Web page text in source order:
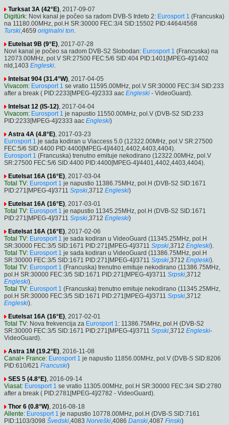
Turksat 3A (42°E), 2017-09-07
Digitürk: Novi kanal je počeo sa radom DVB-S Irdeto 2: Eurosport 1 (Francuska)
na 11180.00MHz, pol.H SR:30000 FEC:3/4 SID:15502 PID:4464/4568
Turski,4659 originalni ton.
Eutelsat 9B (9°E), 2017-07-28
Novi kanal je počeo sa radom DVB-S2 Slobodan: Eurosport 1 (Francuska) na
12073.00MHz, pol.V SR:27500 FEC:5/6 SID:404 PID:1401[MPEG-4]/1402
nld,1403 Engleski.
Intelsat 904 (31.4°W), 2017-04-05
Vivacom: Eurosport 1 se vratio 11595.00MHz, pol.V SR:30000 FEC:3/4 SID:233
after a break ( PID:2233[MPEG-4]/2333 aac Engleski - VideoGuard).
Intelsat 12 (IS-12), 2017-04-04
Vivacom: Eurosport 1 je napustio 11550.00MHz, pol.V (DVB-S2 SID:233
PID:2233[MPEG-4]/2333 aac Engleski)
Astra 4A (4.8°E), 2017-03-23
Eurosport 1 je sada kodiran u Viaccess 5.0 (12322.00MHz, pol.V SR:27500
FEC:5/6 SID:4400 PID:4400[MPEG-4]/4401,4402,4403,4404).
Eurosport 1 (Francuska) trenutno emituje nekodirano (12322.00MHz, pol.V
SR:27500 FEC:5/6 SID:4400 PID:4400[MPEG-4]/4401,4402,4403,4404).
Eutelsat 16A (16°E), 2017-03-04
Total TV: Eurosport 1 je napustio 11386.75MHz, pol.H (DVB-S2 SID:1671
PID:271[MPEG-4]/3711 Srpski,3712 Engleski)
Eutelsat 16A (16°E), 2017-03-01
Total TV: Eurosport 1 je napustio 11345.25MHz, pol.H (DVB-S2 SID:1671
PID:271[MPEG-4]/3711 Srpski,3712 Engleski)
Eutelsat 16A (16°E), 2017-02-06
Total TV: Eurosport 1 je sada kodiran u VideoGuard (11345.25MHz, pol.H
SR:30000 FEC:3/5 SID:1671 PID:271[MPEG-4]/3711 Srpski,3712 Engleski).
Total TV: Eurosport 1 je sada kodiran u VideoGuard (11386.75MHz, pol.H
SR:30000 FEC:3/5 SID:1671 PID:271[MPEG-4]/3711 Srpski,3712 Engleski).
Total TV: Eurosport 1 (Francuska) trenutno emituje nekodirano (11386.75MHz,
pol.H SR:30000 FEC:3/5 SID:1671 PID:271[MPEG-4]/3711 Srpski,3712
Engleski).
Total TV: Eurosport 1 (Francuska) trenutno emituje nekodirano (11345.25MHz,
pol.H SR:30000 FEC:3/5 SID:1671 PID:271[MPEG-4]/3711 Srpski,3712
Engleski).
Eutelsat 16A (16°E), 2017-02-01
Total TV: Nova frekvencija za Eurosport 1: 11386.75MHz, pol.H (DVB-S2
SR:30000 FEC:3/5 SID:1671 PID:271[MPEG-4]/3711 Srpski,3712 Engleski-
VideoGuard).
Astra 1M (19.2°E), 2016-11-08
Canal+ France: Eurosport 1 je napustio 11856.00MHz, pol.V (DVB-S SID:8206
PID:610/621 Francuski)
SES 5 (4.8°E), 2016-09-14
Viasat: Eurosport 1 se vratio 11305.00MHz, pol.H SR:30000 FEC:3/4 SID:2780
after a break ( PID:2781[MPEG-4]/2782 - VideoGuard).
Thor 6 (0.8°W), 2016-08-18
Allente: Eurosport 1 je napustio 10778.00MHz, pol.H (DVB-S SID:7161
PID:1103/3098 Švedski,4083 Norveški,4086 Danski,4087 Finski)